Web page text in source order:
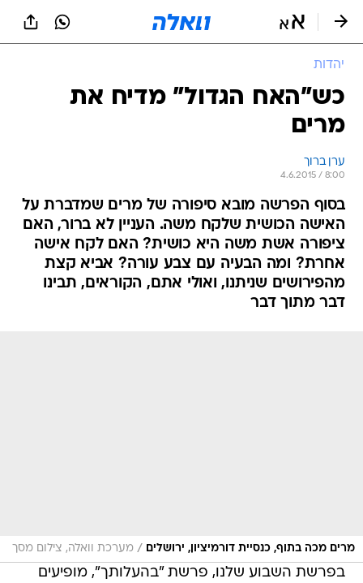
יהדות
כש"האח הגדול" מדיח את
מרים
ערן ברוך
4.6.2015 / 8:00
בסוף הפרשה מובא סיפורה של מרים שמדברת על
האישה הכושית שלקח משה. העניין לא ברור, האם
ציפורה אשת משה היא כושית? האם לקח אישה
אחרת? ומה הבעיה עם צבע עורה? אביא קצת
מהפירושים שניתנו, ואולי אתם, הקוראים, תבינו
דבר מתוך דבר
מרים מכה בתוף, כנסיית דורמיציון, ירושלים / מערכת וואלה, צילום מסך
בפרשת השבוע שלנו, פרשת "בהעלותך", מופיעים